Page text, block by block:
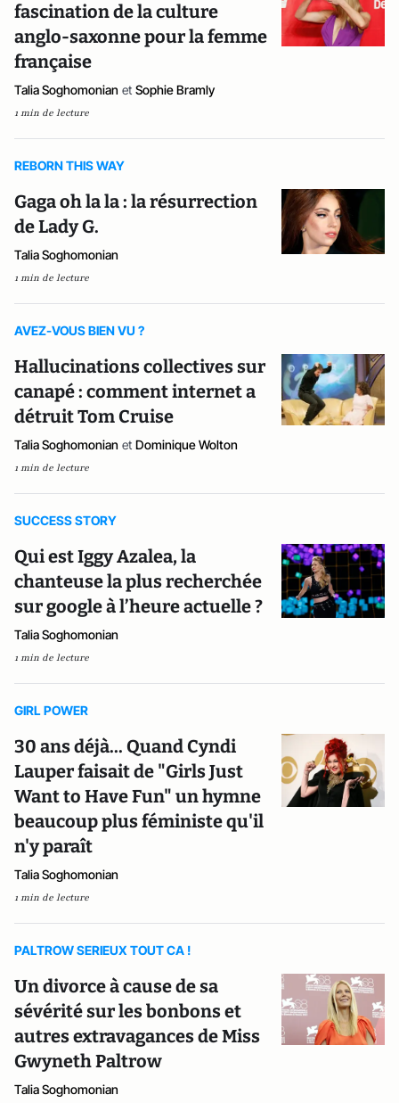
fascination de la culture
anglo-saxonne pour la femme
française
Talia Soghomonian et Sophie Bramly
1 min de lecture
REBORN THIS WAY
Gaga oh la la : la résurrection
de Lady G.
Talia Soghomonian
1 min de lecture
AVEZ-VOUS BIEN VU ?
Hallucinations collectives sur
canapé : comment internet a
détruit Tom Cruise
Talia Soghomonian et Dominique Wolton
1 min de lecture
SUCCESS STORY
Qui est Iggy Azalea, la
chanteuse la plus recherchée
sur google à l’heure actuelle ?
Talia Soghomonian
1 min de lecture
GIRL POWER
30 ans déjà... Quand Cyndi
Lauper faisait de "Girls Just
Want to Have Fun" un hymne
beaucoup plus féministe qu'il
n'y paraît
Talia Soghomonian
1 min de lecture
PALTROW SERIEUX TOUT CA !
Un divorce à cause de sa
sévérité sur les bonbons et
autres extravagances de Miss
Gwyneth Paltrow
Talia Soghomonian